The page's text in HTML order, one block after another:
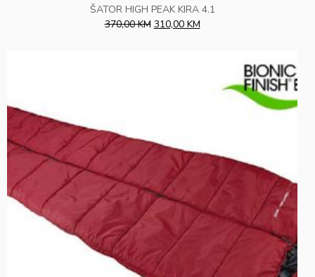
ŠATOR HIGH PEAK KIRA 4.1
370,00 KM 310,00 KM